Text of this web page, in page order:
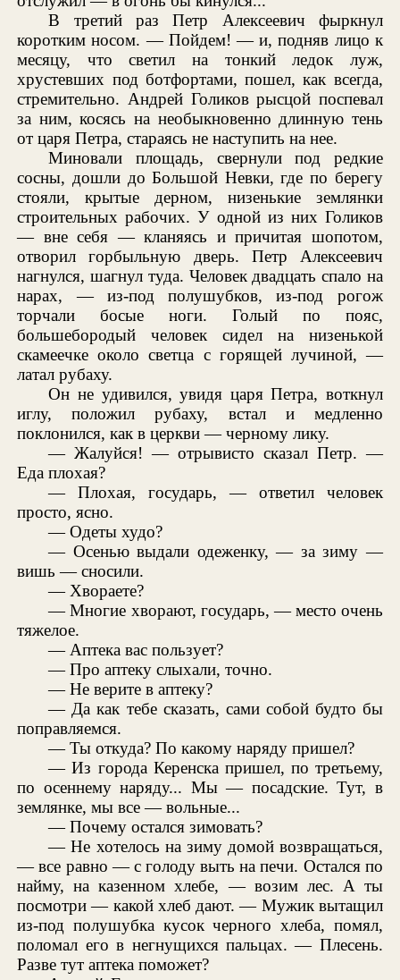
В третий раз Петр Алексеевич фыркнул
коротким носом. — Пойдем! — и, подняв лицо к
месяцу, что светил на тонкий ледок луж,
хрустевших под ботфортами, пошел, как всегда,
стремительно. Андрей Голиков рысцой поспевал
за ним, косясь на необыкновенно длинную тень
от царя Петра, стараясь не наступить на нее.
Миновали площадь, свернули под редкие
сосны, дошли до Большой Невки, где по берегу
стояли, крытые дерном, низенькие землянки
строительных рабочих. У одной из них Голиков
— вне себя — кланяясь и причитая шопотом,
отворил горбыльную дверь. Петр Алексеевич
нагнулся, шагнул туда. Человек двадцать спало на
нарах, — из-под полушубков, из-под рогож
торчали босые ноги. Голый по пояс,
большебородый человек сидел на низенькой
скамеечке около светца с горящей лучиной, —
латал рубаху.
Он не удивился, увидя царя Петра, воткнул
иглу, положил рубаху, встал и медленно
поклонился, как в церкви — черному лику.
— Жалуйся! — отрывисто сказал Петр. —
Еда плохая?
— Плохая, государь, — ответил человек
просто, ясно.
— Одеты худо?
— Осенью выдали одеженку, — за зиму —
вишь — сносили.
— Хвораете?
— Многие хворают, государь, — место очень
тяжелое.
— Аптека вас пользует?
— Про аптеку слыхали, точно.
— Не верите в аптеку?
— Да как тебе сказать, сами собой будто бы
поправляемся.
— Ты откуда? По какому наряду пришел?
— Из города Керенска пришел, по третьему,
по осеннему наряду... Мы — посадские. Тут, в
землянке, мы все — вольные...
— Почему остался зимовать?
— Не хотелось на зиму домой возвращаться,
— все равно — с голоду выть на печи. Остался по
найму, на казенном хлебе, — возим лес. А ты
посмотри — какой хлеб дают. — Мужик вытащил
из-под полушубка кусок черного хлеба, помял,
поломал его в негнущихся пальцах. — Плесень.
Разве тут аптека поможет?